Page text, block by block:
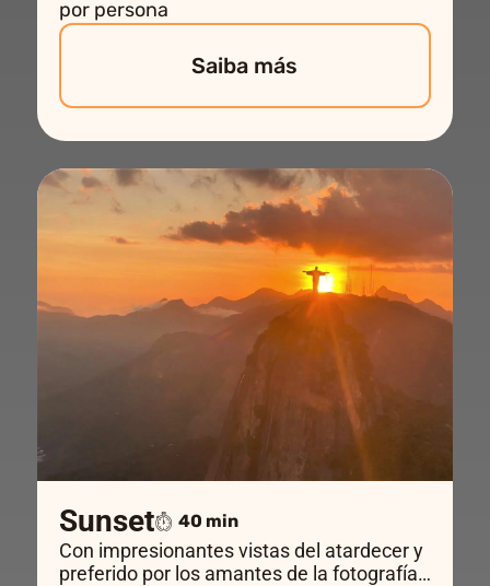
por persona
Saiba más
Sunset 40 min
Con impresionantes vistas del atardecer y
preferido por los amantes de la fotografía,